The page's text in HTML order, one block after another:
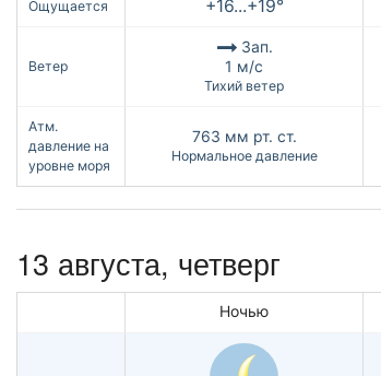
Ощущается +16...+19°
Ветер
Зап.
1 м/с
Тихий ветер
Атм.
давление на
уровне моря
763 мм рт. ст.
Нормальное давление
13 августа, четверг
Ночью